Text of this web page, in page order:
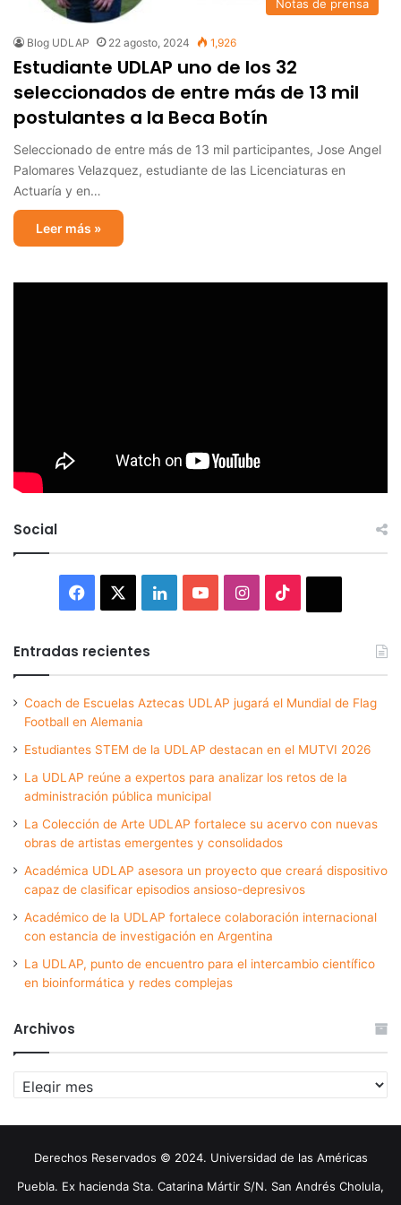
Notas de prensa
Blog UDLAP 22 agosto, 2024 1,926
Estudiante UDLAP uno de los 32
seleccionados de entre más de 13 mil
postulantes a la Beca Botín
Seleccionado de entre más de 13 mil participantes, Jose Angel
Palomares Velazquez, estudiante de las Licenciaturas en
Actuaría y en…
Leer más »
Social
Facebook LinkedInYouTubeInstagram
Entradas recientes
Coach de Escuelas Aztecas UDLAP jugará el Mundial de Flag
Football en Alemania
Estudiantes STEM de la UDLAP destacan en el MUTVI 2026
La UDLAP reúne a expertos para analizar los retos de la
administración pública municipal
La Colección de Arte UDLAP fortalece su acervo con nuevas
obras de artistas emergentes y consolidados
Académica UDLAP asesora un proyecto que creará dispositivo
capaz de clasificar episodios ansioso-depresivos
Académico de la UDLAP fortalece colaboración internacional
con estancia de investigación en Argentina
La UDLAP, punto de encuentro para el intercambio científico
en bioinformática y redes complejas
Archivos
Archivos
Derechos Reservados © 2024. Universidad de las Américas
Puebla. Ex hacienda Sta. Catarina Mártir S/N. San Andrés Cholula,